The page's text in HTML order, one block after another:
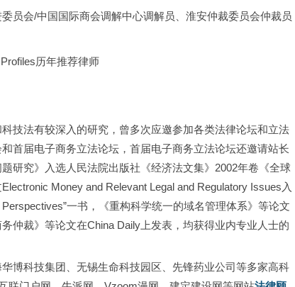
员会/中国国际商会调解中心调解员、淮安仲裁委员会仲裁员
历年推荐律师
技法有较深入的研究，曾多次应邀参加各类法律论坛和立法
首届电子商务立法论坛，首届电子商务立法论坛还邀请站长
研究》入选人民法院出版社《经济法文集》2002年卷《全球
Money and Relevant Legal and Regulatory Issues入
一书，《重构科学统一的域名管理体系》等论文
仲裁》等论文在China Daily上发表，均获得业内专业人士的
博科技集团、无锡生命科技园区、先锋药业公司等多家高科